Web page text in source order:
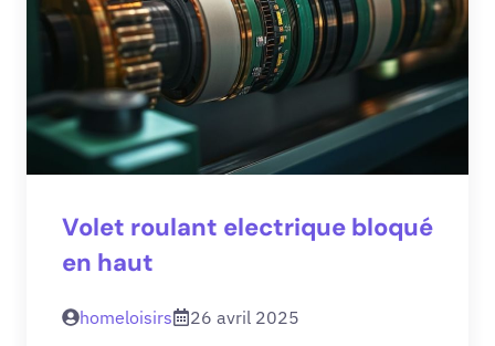
Volet roulant electrique bloqué
en haut
homeloisirs 26 avril 2025